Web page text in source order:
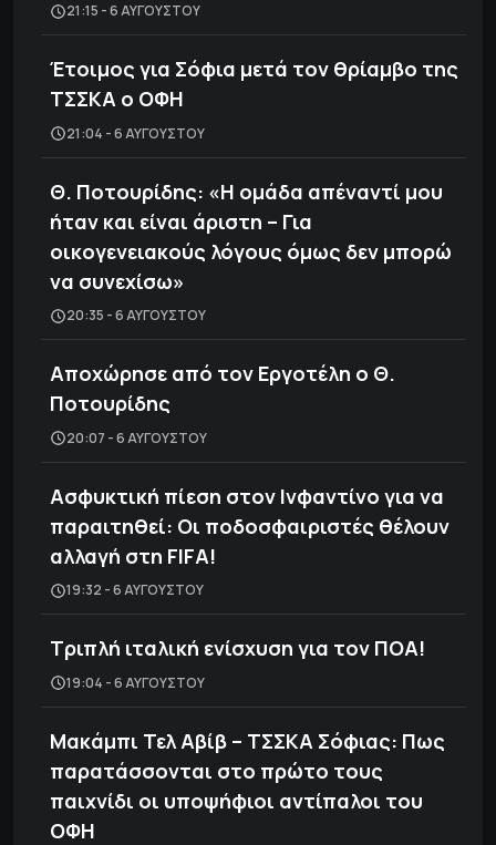
21:15 - 6 ΑΥΓΟΎΣΤΟΥ
Έτοιμος για Σόφια μετά τον θρίαμβο της
ΤΣΣΚΑ ο ΟΦΗ
21:04 - 6 ΑΥΓΟΎΣΤΟΥ
Θ. Ποτουρίδης: «Η ομάδα απέναντί μου
ήταν και είναι άριστη – Για
οικογενειακούς λόγους όμως δεν μπορώ
να συνεχίσω»
20:35 - 6 ΑΥΓΟΎΣΤΟΥ
Αποχώρησε από τον Εργοτέλη ο Θ.
Ποτουρίδης
20:07 - 6 ΑΥΓΟΎΣΤΟΥ
Ασφυκτική πίεση στον Ινφαντίνο για να
παραιτηθεί: Οι ποδοσφαιριστές θέλουν
αλλαγή στη FIFA!
19:32 - 6 ΑΥΓΟΎΣΤΟΥ
Τριπλή ιταλική ενίσχυση για τον ΠΟΑ!
19:04 - 6 ΑΥΓΟΎΣΤΟΥ
Μακάμπι Τελ Αβίβ – ΤΣΣΚΑ Σόφιας: Πως
παρατάσσονται στο πρώτο τους
παιχνίδι οι υποψήφιοι αντίπαλοι του
ΟΦΗ